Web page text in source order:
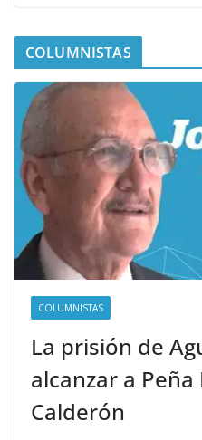
COLUMNISTAS
COLUMNISTAS
La prisión de
alcanzar a Peña
Calderón